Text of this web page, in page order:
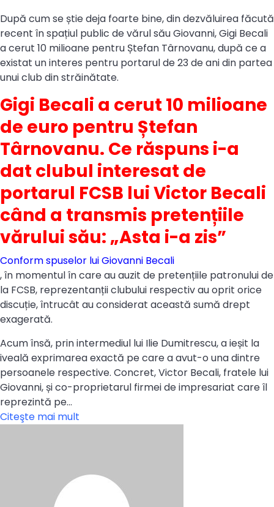
După cum se știe deja foarte bine, din dezvăluirea făcută
recent în spațiul public de vărul său Giovanni, Gigi Becali
a cerut 10 milioane pentru Ștefan Târnovanu, după ce a
existat un interes pentru portarul de 23 de ani din partea
unui club din străinătate.
Gigi Becali a cerut 10 milioane
de euro pentru Ștefan
Târnovanu. Ce răspuns i-a
dat clubul interesat de
portarul FCSB lui Victor Becali
când a transmis pretențiile
vărului său: „Asta i-a zis”
Conform spuselor lui Giovanni Becali
, în momentul în care au auzit de pretențiile patronului de
la FCSB, reprezentanții clubului respectiv au oprit orice
discuție, întrucât au considerat această sumă drept
exagerată.
Acum însă, prin intermediul lui Ilie Dumitrescu, a ieșit la
iveală exprimarea exactă pe care a avut-o una dintre
persoanele respective. Concret, Victor Becali, fratele lui
Giovanni, și co-proprietarul firmei de impresariat care îl
reprezintă pe…
Citeşte mai mult